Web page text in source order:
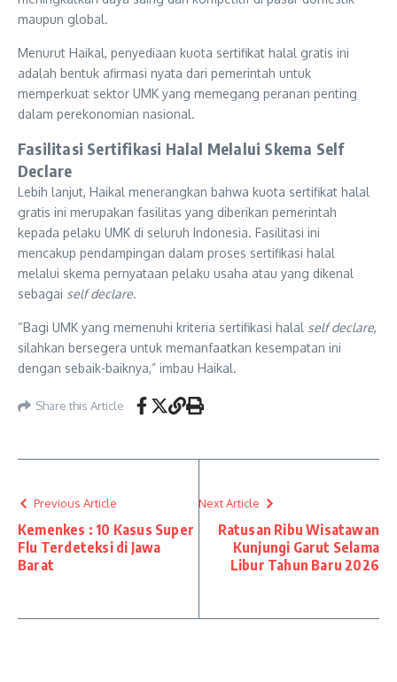
maupun global.
Menurut Haikal, penyediaan kuota sertifikat halal gratis ini
adalah bentuk afirmasi nyata dari pemerintah untuk
memperkuat sektor UMK yang memegang peranan penting
dalam perekonomian nasional.
Fasilitasi Sertifikasi Halal Melalui Skema Self
Declare
Lebih lanjut, Haikal menerangkan bahwa kuota sertifikat halal
gratis ini merupakan fasilitas yang diberikan pemerintah
kepada pelaku UMK di seluruh Indonesia. Fasilitasi ini
mencakup pendampingan dalam proses sertifikasi halal
melalui skema pernyataan pelaku usaha atau yang dikenal
sebagai self declare.
“Bagi UMK yang memenuhi kriteria sertifikasi halal self declare,
silahkan bersegera untuk memanfaatkan kesempatan ini
dengan sebaik-baiknya,” imbau Haikal.
Share this Article
Previous Article
Kemenkes : 10 Kasus Super
Flu Terdeteksi di Jawa
Barat
Next Article
Ratusan Ribu Wisatawan
Kunjungi Garut Selama
Libur Tahun Baru 2026